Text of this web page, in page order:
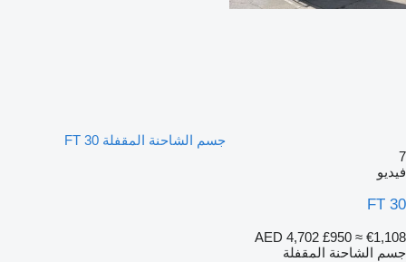
جسم الشاحنة المقفلة 30 FT
7
فيديو
30 FT
AED 4,702 £950 ≈ €1,108
جسم الشاحنة المقفلة